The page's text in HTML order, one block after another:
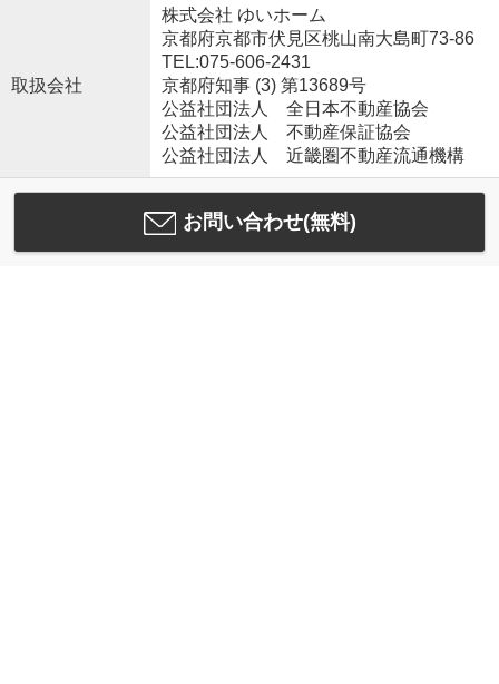
取扱会社
株式会社 ゆいホーム
京都府京都市伏見区桃山南大島町73-86
TEL:075-606-2431
京都府知事 (3) 第13689号
公益社団法人 全日本不動産協会
公益社団法人 不動産保証協会
公益社団法人 近畿圏不動産流通機構
お問い合わせ(無料)